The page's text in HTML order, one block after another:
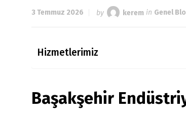
3 Temmuz 2026 by kerem in Genel
Hizmetlerimiz
Başakşehir